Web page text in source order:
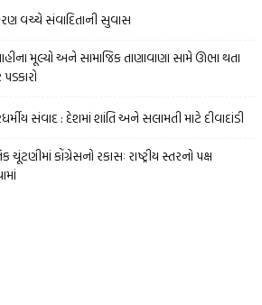
વચ્ચે સંવાદિતાની સુવાસ
મૂલ્યો અને સામાજિક તાણાવાણા સામે ઊભા થતા
સંવાદ : દેશમાં શાંતિ અને સલામતી માટે દીવાદાંડી
ચૂંટણીમાં કોંગ્રેસનો રકાસઃ રાષ્ટ્રીય સ્તરનો પક્ષ